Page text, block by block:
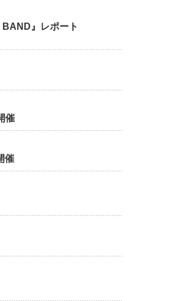
BAND』レポート
催
催